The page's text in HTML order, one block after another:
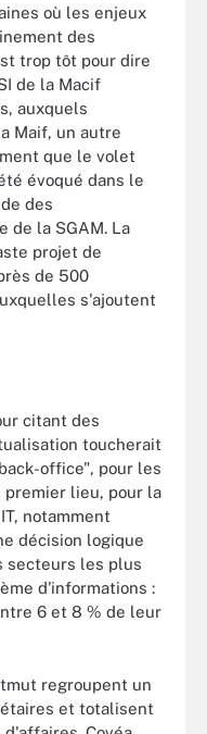
où les enjeux
des
trop tôt pour dire
de la Macif
auxquels
Maif, un autre
que le volet
évoqué dans le
des
de la SGAM. La
projet de
de 500
s'ajoutent
citant des
toucherait
office", pour les
lieu, pour la
notamment
décision logique
secteurs les plus
d'informations :
6 et 8 % de leur
regroupent un
et totalisent